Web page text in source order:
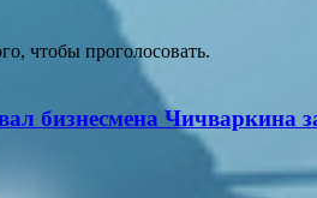
чтобы проголосовать.
бизнесмена Чичваркина